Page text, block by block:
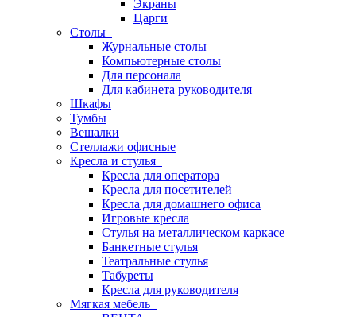
Экраны
Царги
Столы
Журнальные столы
Компьютерные столы
Для персонала
Для кабинета руководителя
Шкафы
Тумбы
Вешалки
Стеллажи офисные
Кресла и стулья
Кресла для оператора
Кресла для посетителей
Кресла для домашнего офиса
Игровые кресла
Стулья на металлическом каркасе
Банкетные стулья
Театральные стулья
Табуреты
Кресла для руководителя
Мягкая мебель